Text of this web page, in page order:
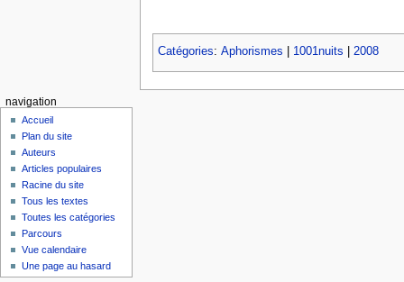
Catégories: Aphorismes 1001nuits 2008
navigation
Accueil
Plan du site
Auteurs
Articles populaires
Racine du site
Tous les textes
Toutes les catégories
Parcours
Vue calendaire
Une page au hasard